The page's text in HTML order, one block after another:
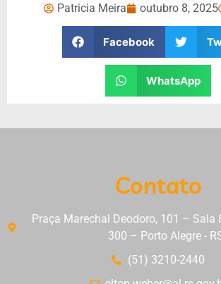
Patricia Meira outubro 8, 2025
Facebook
WhatsApp
Contato
Praça Marechal Deodoro, 101 – Sala
300 – Porto Alegre -
(51) 3210-2440